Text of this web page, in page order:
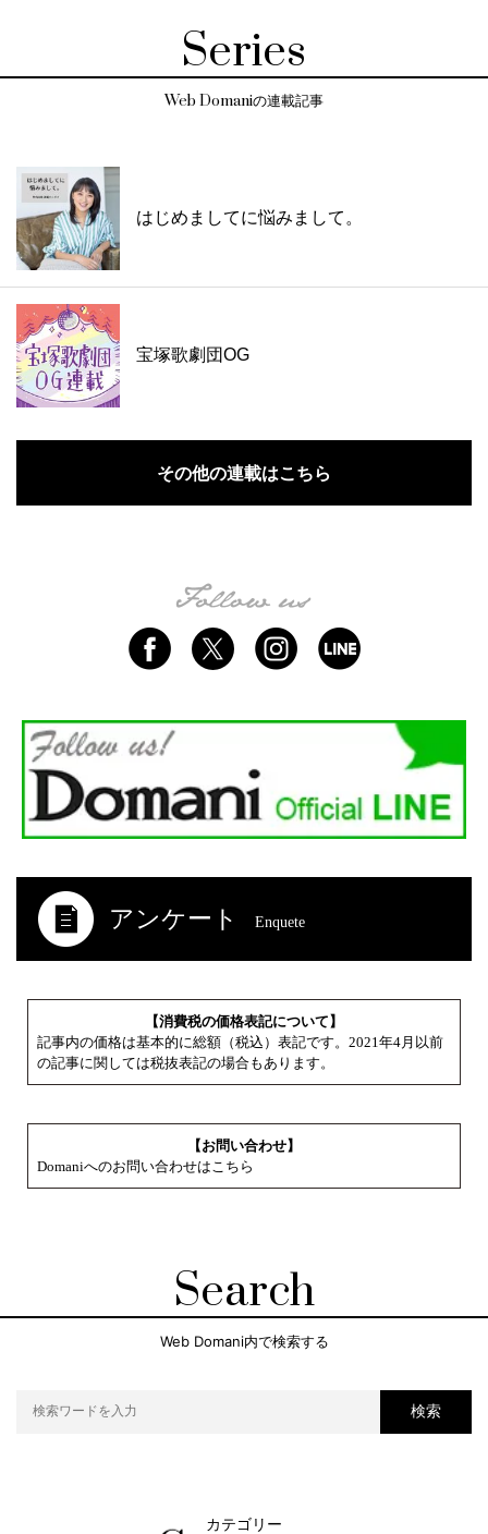
Series
Web Domaniの連載記事
はじめましてに悩みまして。
宝塚歌劇団OG
その他の連載はこちら
アンケート Enquete
【消費税の価格表記について】
記事内の価格は基本的に総額（税込）表記です。2021年4月以前
の記事に関しては税抜表記の場合もあります。
【お問い合わせ】
Domaniへのお問い合わせはこちら
Search
Web Domani内で検索する
検索
カテゴリー